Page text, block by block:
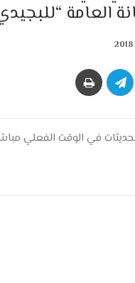
العامة
في الوقت الفعلي